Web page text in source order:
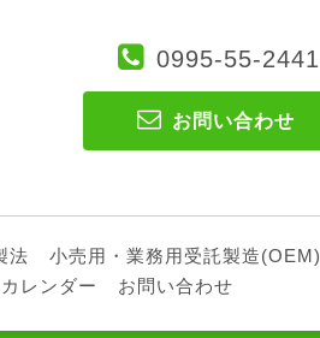
0995-55-2441
お問い合わせ
法
小売用・業務用受託製造(OEM)
カレンダー お問い合わせ